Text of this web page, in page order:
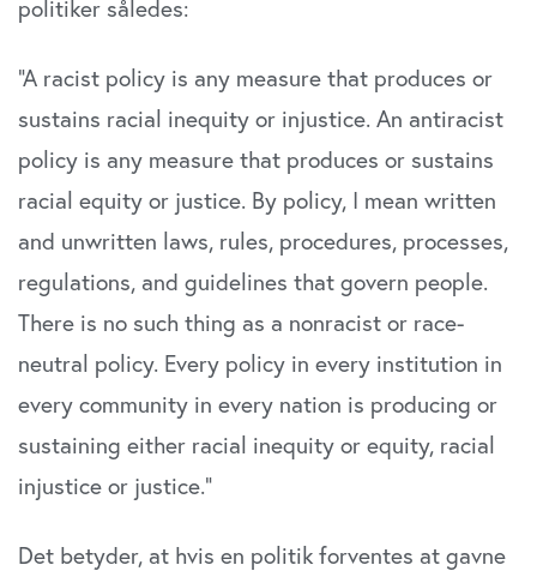
politiker således:
“A racist policy is any measure that produces or
sustains racial inequity or injustice. An antiracist
policy is any measure that produces or sustains
racial equity or justice. By policy, I mean written
and unwritten laws, rules, procedures, processes,
regulations, and guidelines that govern people.
There is no such thing as a nonracist or race-
neutral policy. Every policy in every institution in
every community in every nation is producing or
sustaining either racial inequity or equity, racial
injustice or justice.”
Det betyder, at hvis en politik forventes at gavne